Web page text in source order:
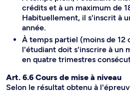
crédits et à un maximum de
Habituellement, il s'inscrit à
année.
À temps partiel (moins de
l'étudiant doit s'inscrire à un
en quatre trimestres
Art. 6.6 Cours de mise à niveau
Selon le résultat obtenu à